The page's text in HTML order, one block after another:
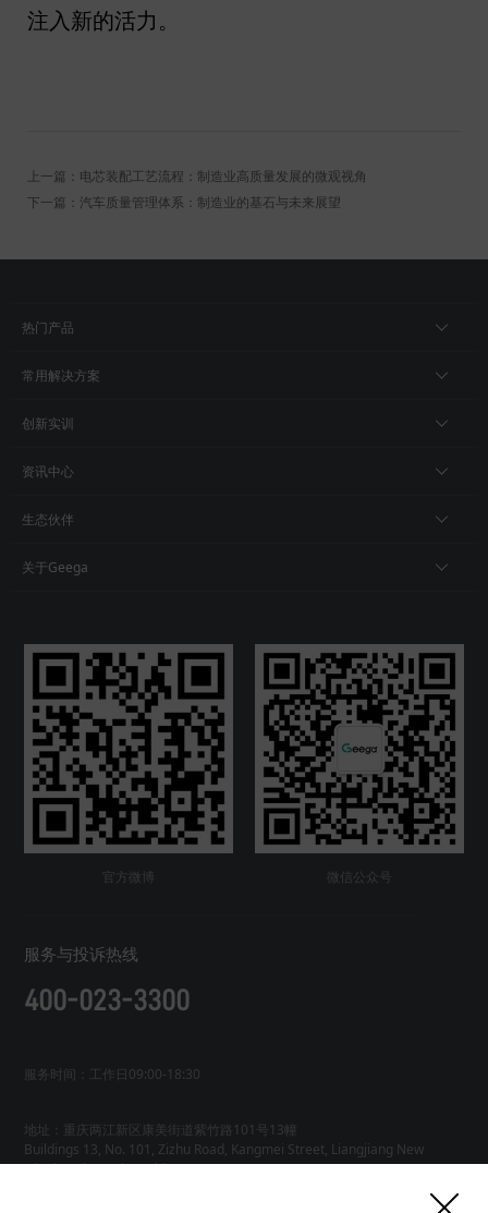
注入新的活力。
上一篇：电芯装配工艺流程：制造业高质量发展的微观视角
下一篇：汽车质量管理体系：制造业的基石与未来展望
热门产品
常用解决方案
创新实训
资讯中心
生态伙伴
关于Geega
官方微博 微信公众号
服务与投诉热线
400-023-3300
服务时间：工作日09:00-18:30
地址：重庆两江新区康美街道紫竹路101号13幢
Buildings 13, No. 101, Zizhu Road, Kangmei Street, Liangjiang New